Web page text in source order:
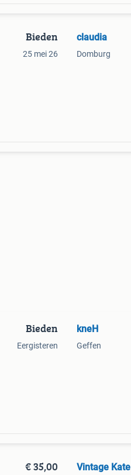
Bieden
25 mei 26
claudia
Domburg
Bieden
Eergisteren
kneH
Geffen
€ 35,00 Vintage Kate